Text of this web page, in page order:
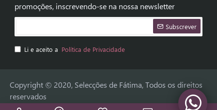
promoções, inscrevendo-se na nossa newsletter
Subscrever
Li e aceito a Política de Privacidade
Copyright © 2020, Selecções de Fátima, Todos os direitos
reservados